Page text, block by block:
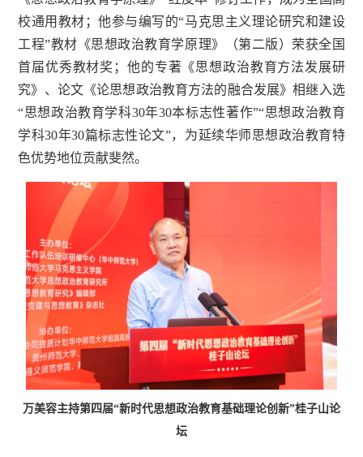
校通用教材；他参与编写的“马克思主义理论研究和建设
工程”教材《思想政治教育学原理》（第二版）荣获全国
首届优秀教材奖；他的专著《思想政治教育方法发展研
究》、论文《论思想政治教育方法的融合发展》相继入选
“思想政治教育学科30年30本标志性著作”“思想政治教育
学科30年30篇标志性论文”，为延续华师思想政治教育特
色优势地位贡献斐然。
万美容主持第四届“新时代思想政治教育基础理论创新”桂子山论
坛